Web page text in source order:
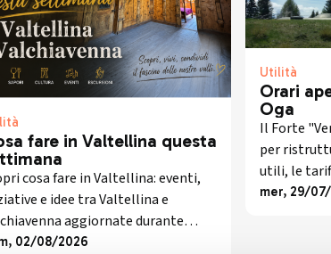
fare in Valtellina questa
cosa fare in Valtellina: eventi,
e idee tra Valtellina e
aggiornate durante
02/08/2026
Utilità
Orari
Oga
Il Forte
per
utili, le
informato
mer, 29/